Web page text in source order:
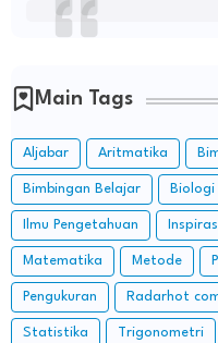
Main Tags
Aljabar Aritmatika
Bimbingan Belajar Biologi
Ilmu Pengetahuan
Matematika Metode
Pengukuran Radarhot
Statistika Trigonometri